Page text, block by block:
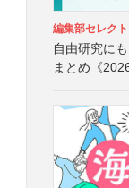
編集部セレクト
自由研究に
まとめ《